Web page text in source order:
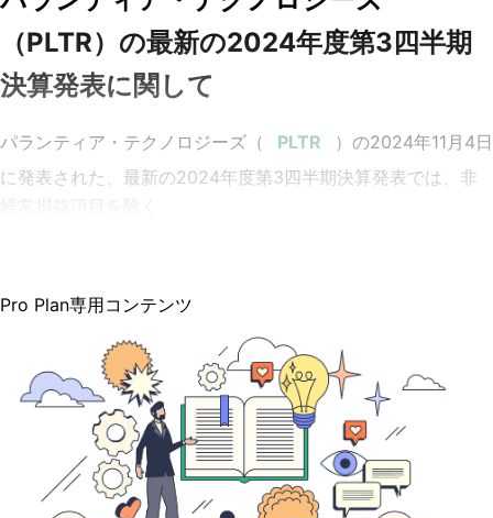
（PLTR）の最新の2024年度第3四半期
決算発表に関して
パランティア・テクノロジーズ（ ） の2024年11 月 4日
に発表された、最新の2024年度第3四半期決算発表では、非
経常損益項目を除く
Pro Plan専用コンテンツ